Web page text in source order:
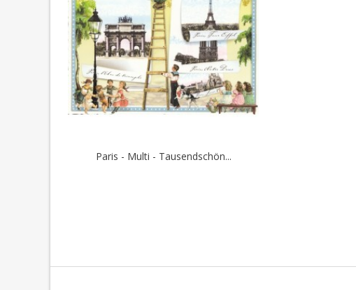
Paris - Multi - Tausendschön...